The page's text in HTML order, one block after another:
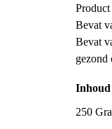
Bevat
Bevat
gezond
Inhoud
250